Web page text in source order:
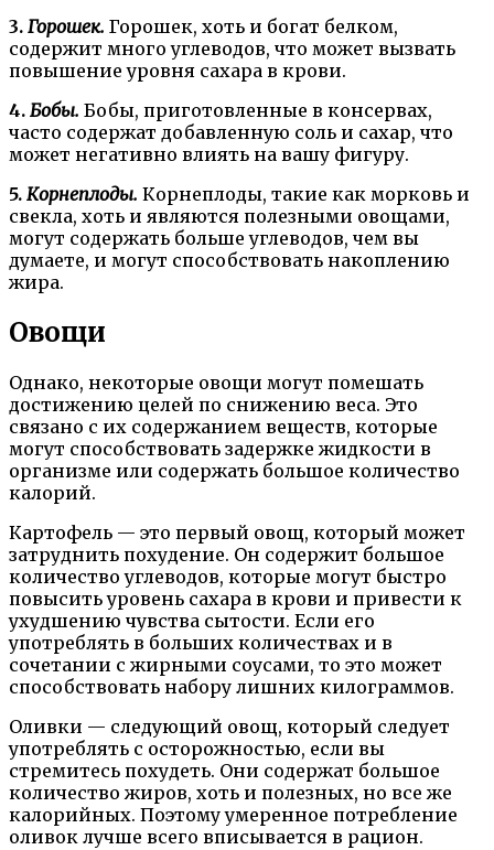
3. Горошек. Горошек, хоть и богат белком,
содержит много углеводов, что может вызвать
повышение уровня сахара в крови.
4. Бобы. Бобы, приготовленные в консервах,
часто содержат добавленную соль и сахар, что
может негативно влиять на вашу фигуру.
5. Корнеплоды. Корнеплоды, такие как морковь и
свекла, хоть и являются полезными овощами,
могут содержать больше углеводов, чем вы
думаете, и могут способствовать накоплению
жира.
Овощи
Однако, некоторые овощи могут помешать
достижению целей по снижению веса. Это
связано с их содержанием веществ, которые
могут способствовать задержке жидкости в
организме или содержать большое количество
калорий.
Картофель — это первый овощ, который может
затруднить похудение. Он содержит большое
количество углеводов, которые могут быстро
повысить уровень сахара в крови и привести к
ухудшению чувства сытости. Если его
употреблять в больших количествах и в
сочетании с жирными соусами, то это может
способствовать набору лишних килограммов.
Оливки — следующий овощ, который следует
употреблять с осторожностью, если вы
стремитесь похудеть. Они содержат большое
количество жиров, хоть и полезных, но все же
калорийных. Поэтому умеренное потребление
оливок лучше всего вписывается в рацион.